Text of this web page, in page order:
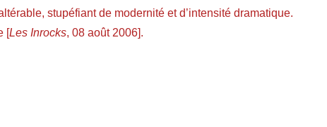
stupéfiant de modernité et d’intensité dramatique.
[Les Inrocks, 08 août 2006].